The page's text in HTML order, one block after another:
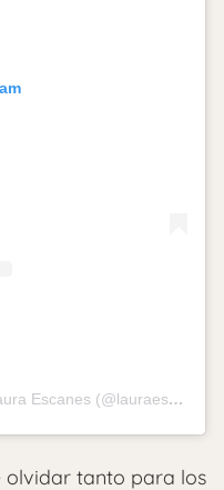
Una publicación compartida de Laura Escanes (@lauraescanes)
olvidar tanto para los